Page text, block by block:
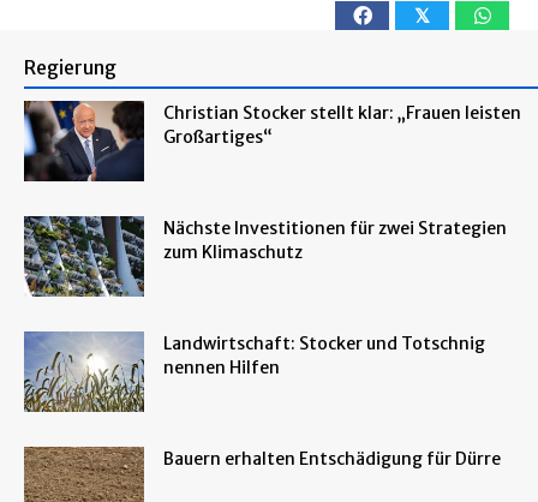
𝕏
Regierung
Christian Stocker stellt klar: „Frauen leisten
Großartiges“
Nächste Investitionen für zwei Strategien
zum Klimaschutz
Landwirtschaft: Stocker und Totschnig
nennen Hilfen
Bauern erhalten Entschädigung für Dürre